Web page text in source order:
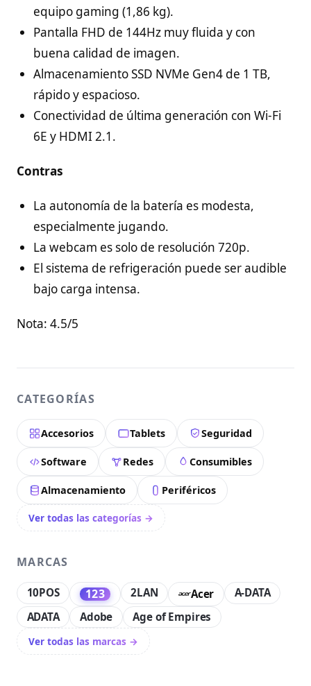
equipo gaming (1,86 kg).
Pantalla FHD de 144Hz muy fluida y con
buena calidad de imagen.
Almacenamiento SSD NVMe Gen4 de 1 TB,
rápido y espacioso.
Conectividad de última generación con Wi-Fi
6E y HDMI 2.1.
Contras
La autonomía de la batería es modesta,
especialmente jugando.
La webcam es solo de resolución 720p.
El sistema de refrigeración puede ser audible
bajo carga intensa.
Nota: 4.5/5
CATEGORÍAS
Accesorios Tablets Seguridad
Software Redes Consumibles
Almacenamiento Periféricos
Ver todas las categorías →
MARCAS
10POS 123 2LAN Acer
A-DATA
ADATA
Adobe Age of Empires
Ver todas las marcas →